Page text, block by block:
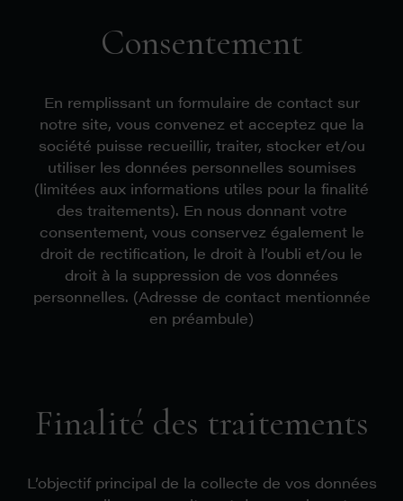
Consentement
En remplissant un formulaire de contact sur
notre site, vous convenez et acceptez que la
société puisse recueillir, traiter, stocker et/ou
utiliser les données personnelles soumises
(limitées aux informations utiles pour la finalité
des traitements). En nous donnant votre
consentement, vous conservez également le
droit de rectification, le droit à l’oubli et/ou le
droit à la suppression de vos données
personnelles. (Adresse de contact mentionnée
en préambule)
Finalité des traitements
L’objectif principal de la collecte de vos données